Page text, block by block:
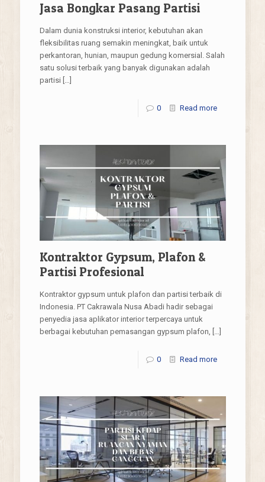
Jasa Bongkar Pasang Partisi
Dalam dunia konstruksi interior, kebutuhan akan
fleksibilitas ruang semakin meningkat, baik untuk
perkantoran, hunian, maupun gedung komersial. Salah
satu solusi terbaik yang banyak digunakan adalah
partisi […]
0 Read more
Kontraktor Gypsum, Plafon &
Partisi Profesional
Kontraktor gypsum untuk plafon dan partisi terbaik di
Indonesia. PT Cakrawala Nusa Abadi hadir sebagai
penyedia jasa aplikator interior terpercaya untuk
berbagai kebutuhan pemasangan gypsum plafon, […]
0 Read more